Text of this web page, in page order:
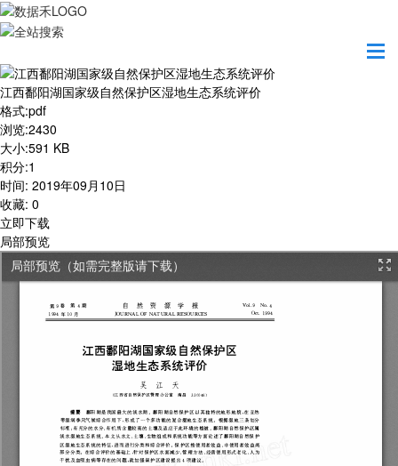
江西鄱阳湖国家级自然保护区湿地生态系统评价
江西鄱阳湖国家级自然保护区湿地生态系统评价
格式:pdf
浏览:2430
大小:591 KB
积分:1
时间: 2019年09月10日
收藏: 0
立即下载
局部预览